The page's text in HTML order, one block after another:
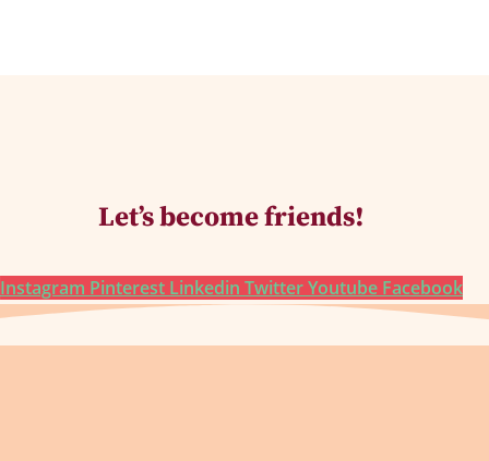
Let’s become friends!
Instagram Pinterest Linkedin TwitterYoutube Facebook